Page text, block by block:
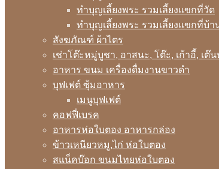
ทำบุญเลี้ยงพระ รวมเลี้ยงแขกที่วัด
ทำบุญเลี้ยงพระ รวมเลี้ยงแขกที่บ้า
สังฆภัณฑ์ ผ้าไตร
เช่าโต๊ะหมู่บูชา, อาสนะ, โต๊ะ, เก้าอี้, เต๊
อาหาร ขนม เครื่องดื่มงานขาวดำ
บุฟเฟต์ ซุ้มอาหาร
เมนูบุฟเฟต์
คอฟฟี่เบรค
อาหารห่อใบตอง อาหารกล่อง
ข้าวเหนียวหมู,ไก่ ห่อใบตอง
สแน็คบ๊อก ขนมไทยห่อใบตอง